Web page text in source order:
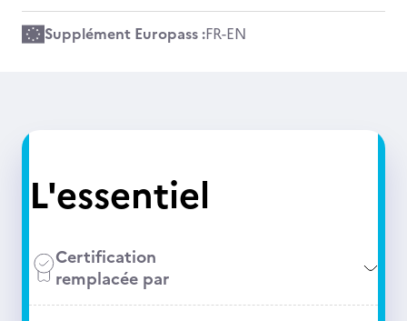
Supplément Europass :FR-EN
L'essentiel
Certification
remplacée par